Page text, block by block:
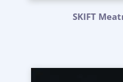
SKIFT